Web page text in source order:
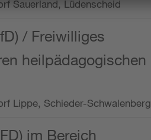
Sauerland, Lüdenscheid
/ Freiwilliges
heilpädagogischen
Lippe, Schieder-Schwalenberg
im Bereich